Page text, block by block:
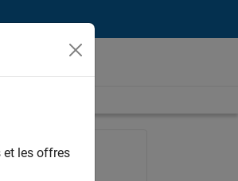
PRODUCT
et les offres